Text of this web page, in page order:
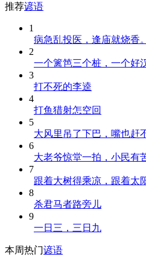
推荐谚语
1
病急乱投医，逢庙就烧香。
2
一个篱笆三个桩，一个好
3
打不死的李逵
4
打鱼猎射怎空回
5
大风里吊了下巴，嘴也赶
6
大老爷惊堂一拍，小民有
7
跟着大树得乘凉，跟着太
8
杀君马者路旁儿
9
一日三，三日九
本周热门谚语